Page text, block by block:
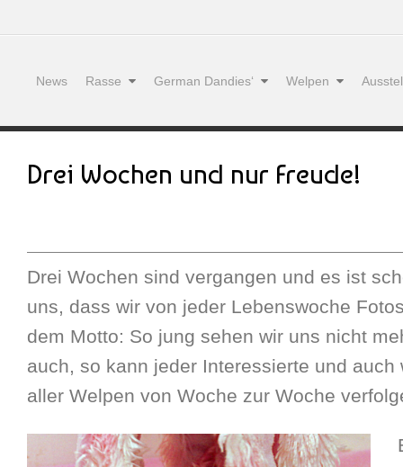
News Rasse German Dandies‘ Welpen
Drei Wochen und nur Freude!
Drei Wochen sind vergangen und es ist
uns, dass wir von jeder Lebenswoche
dem Motto: So jung sehen wir uns nicht
auch, so kann jeder Interessierte und auch
aller Welpen von Woche zur Woche